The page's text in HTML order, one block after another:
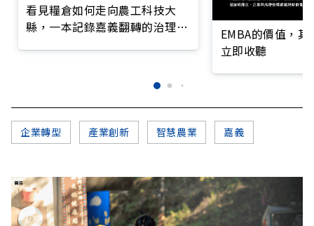
看見糧倉如何走向農工科技大
縣，一本記錄嘉義翻轉的治理實
EMBA的價值，
立即收聽
企業轉型 產業創新 智慧農業 嘉義